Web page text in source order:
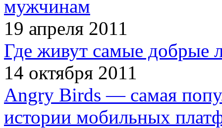
мужчинам
19 апреля 2011
Где живут самые добрые
14 октября 2011
Angry Birds — самая
истории мобильных